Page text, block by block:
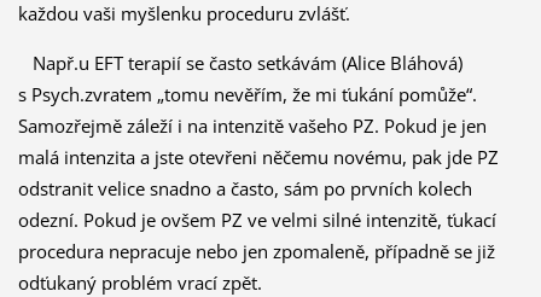
každou vaši myšlenku proceduru zvlášť.
Např.u EFT terapií se často setkávám (Alice Bláhová)
s Psych.zvratem „tomu nevěřím, že mi ťukání pomůže“.
Samozřejmě záleží i na intenzitě vašeho PZ. Pokud je jen
malá intenzita a jste otevřeni něčemu novému, pak jde PZ
odstranit velice snadno a často, sám po prvních kolech
odezní. Pokud je ovšem PZ ve velmi silné intenzitě, ťukací
procedura nepracuje nebo jen zpomaleně, případně se již
odťukaný problém vrací zpět.